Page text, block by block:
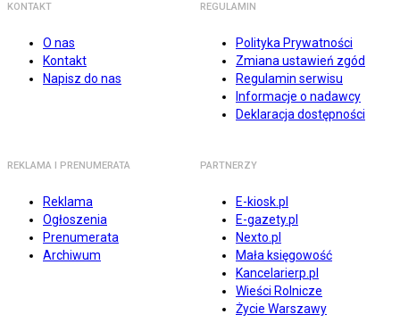
KONTAKT
O nas
Kontakt
Napisz do nas
REGULAMIN
Polityka Prywatności
Zmiana ustawień zgód
Regulamin serwisu
Informacje o nadawcy
Deklaracja dostępności
REKLAMA I PRENUMERATA
Reklama
Ogłoszenia
Prenumerata
Archiwum
PARTNERZY
E-kiosk.pl
E-gazety.pl
Nexto.pl
Mała księgowość
Kancelarierp.pl
Wieści Rolnicze
Życie Warszawy